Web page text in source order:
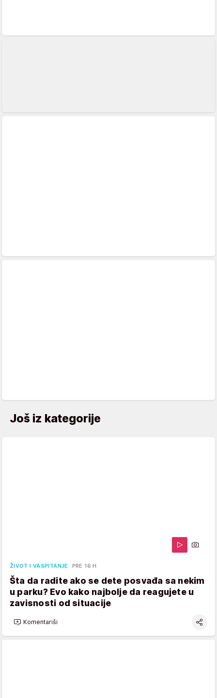
Još iz kategorije
ŽIVOT I VASPITANJE PRE 16 H
Šta da radite ako se dete posvađa sa nekim
u parku? Evo kako najbolje da reagujete u
zavisnosti od situacije
Komentariši